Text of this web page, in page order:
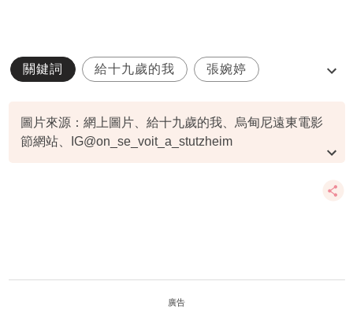
關鍵詞 給十九歲的我 張婉婷
圖片來源：網上圖片、給十九歲的我、烏甸尼遠東電影
節網站、IG@on_se_voit_a_stutzheim
廣告